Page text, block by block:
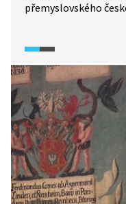
přemyslovského
jen těžko. V místní
uniká. Jejím
s množstvím
a okolními kopečky.
i dnes. Jak?